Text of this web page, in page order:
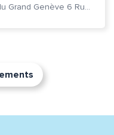
Cité des Métiers du Grand Genève 6 Rue Prévost-Martin 1205 Genève